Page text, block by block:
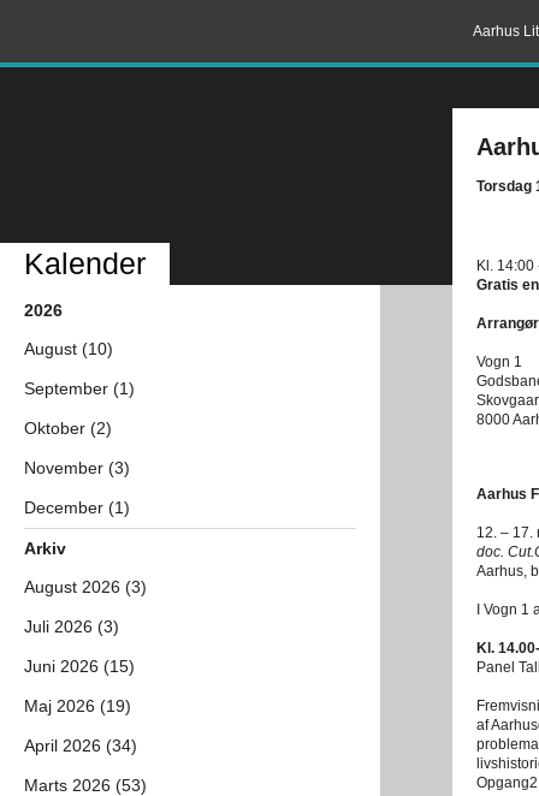
Aarhus
Torsdag
Kl. 14:00
Gratis
Vogn 1
8000
Aarhus
12. – 17.
doc.
Aarhus,
I Vogn
Kl.
Panel
af
Kalender
2026
August (10)
September (1)
Oktober (2)
November (3)
December (1)
Arkiv
August 2026 (3)
Juli 2026 (3)
Juni 2026 (15)
Maj 2026 (19)
April 2026 (34)
Marts 2026 (53)